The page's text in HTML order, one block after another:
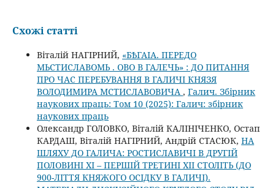
Схожі статті
Віталій НАГІРНИЙ, «БѢГАІА. ПЕРЕДО
МЬСТИСЛАВОМЬ . ОВО В ГАЛЕЧЬ» : ДО ПИТАННЯ
ПРО ЧАС ПЕРЕБУВАННЯ В ГАЛИЧІ КНЯЗЯ
ВОЛОДИМИРА МСТИСЛАВОВИЧА , Галич. Збірник
наукових праць: Том 10 (2025): Галич: збірник
наукових праць
Олександр ГОЛОВКО, Віталій КАЛІНІЧЕНКО, Остап
КАРДАШ, Віталій НАГІРНИЙ, Андрій СТАСЮК, НА
ШЛЯХУ ДО ГАЛИЧА: РОСТИСЛАВИЧІ В ДРУГІЙ
ПОЛОВИНІ ХІ – ПЕРШІЙ ТРЕТИНІ ХІІ СТОЛІТЬ (ДО
900-ЛІТТЯ КНЯЖОГО ОСІДКУ В ГАЛИЧІ).